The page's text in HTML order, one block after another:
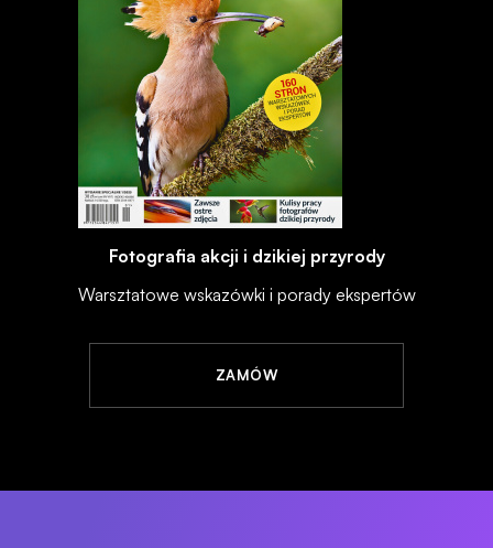
Fotografia akcji i dzikiej przyrody
Warsztatowe wskazówki i porady ekspertów
ZAMÓW